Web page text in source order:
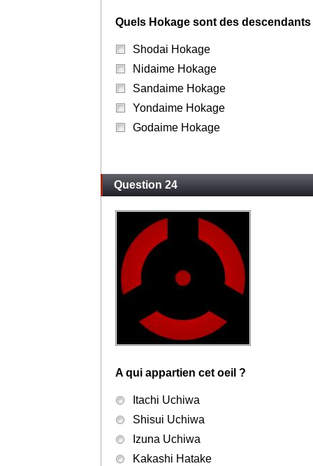
Quels Hokage sont des
Shodai Hokage
Nidaime Hokage
Sandaime Hokage
Yondaime Hokage
Godaime Hokage
Question 24
A qui appartien cet oeil ?
Itachi Uchiwa
Shisui Uchiwa
Izuna Uchiwa
Kakashi Hatake